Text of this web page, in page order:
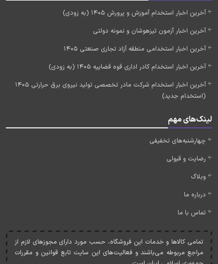
آخرین اخبار استخدام آموزش و پرورش 1405 (به زودی)
آخرین اخبار آزمون تیزهوشان و نمونه دولتی
آخرین اخبار استخدامی منطقه آزاد تجاری صنعتی 1405
آخرین اخبار استخدام کادر اداری قوه قضاییه 1405 (به زودی)
آخرین اخبار استخدام شرکت مادر تخصصی تولید نیروی برق حرارتی 1405
(استخدام جدید)
لینک‌های مهم
چهارشنبه‌های تخفیفی
رضایت و قبولی
وبلاگ
درباره ما
تماس با ما
تمامی کالاها و خدمات اين فروشگاه، حسب مورد دارای مجوزهای لازم از
مراجع مربوطه می‌باشند و فعاليت‌های اين سايت تابع قوانين و مقررات